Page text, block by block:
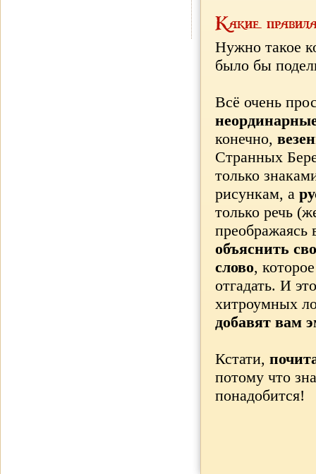
Какие
Нужно такое
было бы
Всё очень
конечно,
Странных
только
рисункам, а
только речь
преображаясь
объяснить
слово,
отгадать. И
хитроумных
добавят вам
Кстати,
потому что
понадобится!